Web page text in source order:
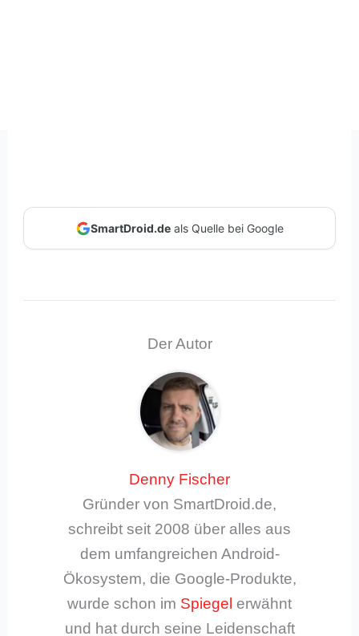
SmartDroid.deals Quelle bei Google
Der Autor
Denny Fischer
Gründer von SmartDroid.de,
schreibt seit 2008 über alles aus
dem umfangreichen Android-
Ökosystem, die Google-Produkte,
wurde schon im Spiegel erwähnt
und hat durch seine Leidenschaft